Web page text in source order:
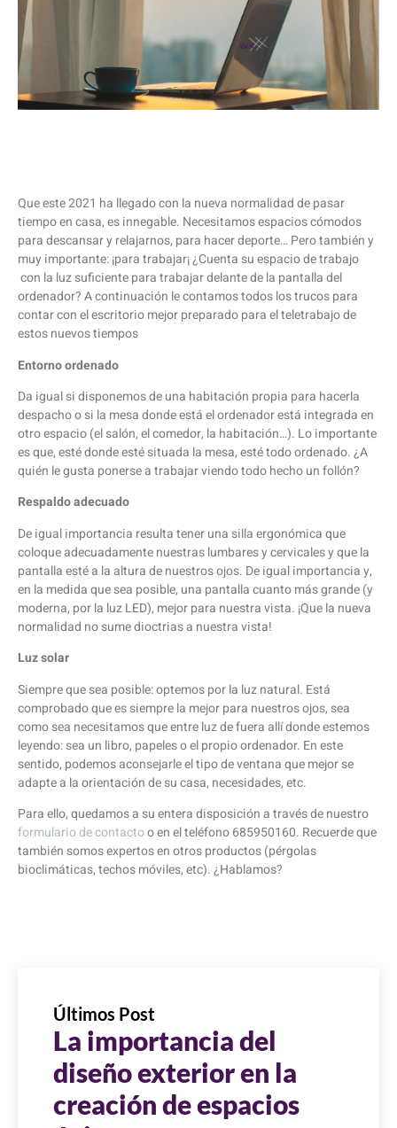
Que este 2021 ha llegado con la nueva normalidad de pasar
tiempo en casa, es innegable. Necesitamos espacios cómodos
para descansar y relajarnos, para hacer deporte… Pero también y
muy importante: ¡para trabajar¡ ¿Cuenta su espacio de trabajo
con la luz suficiente para trabajar delante de la pantalla del
ordenador? A continuación le contamos todos los trucos para
contar con el escritorio mejor preparado para el teletrabajo de
estos nuevos tiempos
Entorno ordenado
Da igual si disponemos de una habitación propia para hacerla
despacho o si la mesa donde está el ordenador está integrada en
otro espacio (el salón, el comedor, la habitación…). Lo importante
es que, esté donde esté situada la mesa, esté todo ordenado. ¿A
quién le gusta ponerse a trabajar viendo todo hecho un follón?
Respaldo adecuado
De igual importancia resulta tener una silla ergonómica que
coloque adecuadamente nuestras lumbares y cervicales y que la
pantalla esté a la altura de nuestros ojos. De igual importancia y,
en la medida que sea posible, una pantalla cuanto más grande (y
moderna, por la luz LED), mejor para nuestra vista. ¡Que la nueva
normalidad no sume dioctrias a nuestra vista!
Luz solar
Siempre que sea posible: optemos por la luz natural. Está
comprobado que es siempre la mejor para nuestros ojos, sea
como sea necesitamos que entre luz de fuera allí donde estemos
leyendo: sea un libro, papeles o el propio ordenador. En este
sentido, podemos aconsejarle el tipo de ventana que mejor se
adapte a la orientación de su casa, necesidades, etc.
Para ello, quedamos a su entera disposición a través de nuestro
formulario de contactoo en el teléfono 685950160. Recuerde que
también somos expertos en otros productos (pérgolas
bioclimáticas, techos móviles, etc). ¿Hablamos?
Últimos Post
La importancia del
diseño exterior en la
creación de espacios